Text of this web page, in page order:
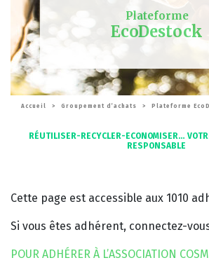
Plateforme
EcoDestock
Accueil > Groupement d’achats > Plateforme
RÉUTILISER-RECYCLER-ECONOMISER…
RESPONSABLE
Cette page est accessible aux 1010
Si vous êtes adhérent, connectez-
POUR ADHÉRER À L’ASSOCIATION